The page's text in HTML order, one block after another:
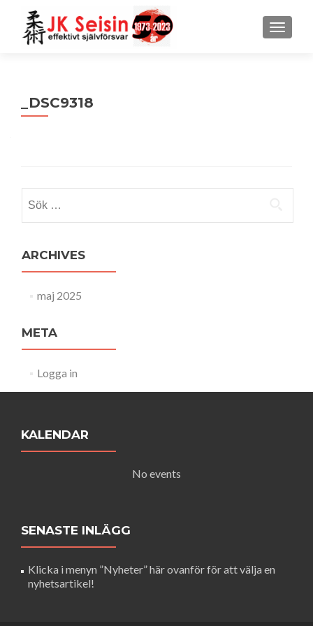
MENU
_DSC9318
efter:
ARCHIVES
maj 2025
META
Logga in
KALENDAR
No events
SENASTE INLÄGG
Klicka i menyn ”Nyheter” här ovanför för att välja en
nyhetsartikel!